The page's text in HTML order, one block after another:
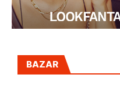
BAZAR